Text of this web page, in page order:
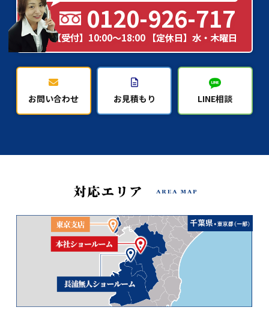
0120-926-717
【受付】10:00～18:00 【定休日】水・木曜日
お問い合わせ お見積もり LINE相談